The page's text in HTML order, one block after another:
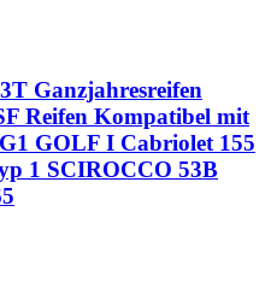
Ganzjahresreifen
Reifen Kompatibel mit
GOLF I Cabriolet 155
1 SCIROCCO 53B